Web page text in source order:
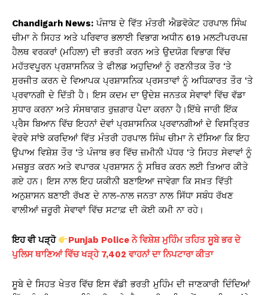
Chandigarh News: ਪੰਜਾਬ ਦੇ ਵਿੱਤ ਮੰਤਰੀ ਐਡਵੋਕੇਟ ਹਰਪਾਲ ਸਿੰਘ
ਚੀਮਾ ਨੇ ਸਿਹਤ ਅਤੇ ਪਰਿਵਾਰ ਭਲਾਈ ਵਿਭਾਗ ਅਧੀਨ 619 ਮਲਟੀਪਰਪਜ਼
ਹੈਲਥ ਵਰਕਰਾਂ (ਮਹਿਲਾ) ਦੀ ਭਰਤੀ ਕਰਨ ਅਤੇ ਉਦਯੋਗ ਵਿਭਾਗ ਵਿੱਚ
ਮਹੱਤਵਪੂਰਨ ਪ੍ਰਸ਼ਾਸਨਿਕ ਤੇ ਫੀਲਡ ਅਹੁਦਿਆਂ ਨੂੰ ਰਣਨੀਤਕ ਤੌਰ ‘ਤੇ
ਸੁਰਜੀਤ ਕਰਨ ਦੇ ਵਿਆਪਕ ਪ੍ਰਸ਼ਾਸਨਿਕ ਪ੍ਰਸਤਾਵਾਂ ਨੂੰ ਅਧਿਕਾਰਤ ਤੌਰ ‘ਤੇ
ਪ੍ਰਵਾਨਗੀ ਦੇ ਦਿੱਤੀ ਹੈ। ਇਸ ਕਦਮ ਦਾ ਉਦੇਸ਼ ਜਨਤਕ ਸੇਵਾਵਾਂ ਵਿੱਚ ਵੱਡਾ
ਸੁਧਾਰ ਕਰਨਾ ਅਤੇ ਸੰਸਥਾਗਤ ਰੁਜ਼ਗਾਰ ਪੈਦਾ ਕਰਨਾ ਹੈ।ਇੱਥੇ ਜਾਰੀ ਇੱਕ
ਪ੍ਰੈਸ ਬਿਆਨ ਵਿੱਚ ਇਹਨਾਂ ਦੋਵਾਂ ਪ੍ਰਸ਼ਾਸਨਿਕ ਪ੍ਰਵਾਨਗੀਆਂ ਦੇ ਵਿਸਤ੍ਰਿਤ
ਵੇਰਵੇ ਸਾਂਝੇ ਕਰਦਿਆਂ ਵਿੱਤ ਮੰਤਰੀ ਹਰਪਾਲ ਸਿੰਘ ਚੀਮਾ ਨੇ ਦੱਸਿਆ ਕਿ ਇਹ
ਉਪਾਅ ਵਿਸ਼ੇਸ਼ ਤੌਰ ‘ਤੇ ਪੰਜਾਬ ਭਰ ਵਿੱਚ ਜ਼ਮੀਨੀ ਪੱਧਰ ‘ਤੇ ਸਿਹਤ ਸੇਵਾਵਾਂ ਨੂੰ
ਮਜ਼ਬੂਤ ਕਰਨ ਅਤੇ ਵਪਾਰਕ ਪ੍ਰਸ਼ਾਸਨ ਨੂੰ ਸਥਿਰ ਕਰਨ ਲਈ ਤਿਆਰ ਕੀਤੇ
ਗਏ ਹਨ। ਇਸ ਨਾਲ ਇਹ ਯਕੀਨੀ ਬਣਾਇਆ ਜਾਵੇਗਾ ਕਿ ਸਖ਼ਤ ਵਿੱਤੀ
ਅਨੁਸ਼ਾਸਨ ਬਣਾਈ ਰੱਖਣ ਦੇ ਨਾਲ-ਨਾਲ ਜਨਤਾ ਨਾਲ ਸਿੱਧਾ ਸਬੰਧ ਰੱਖਣ
ਵਾਲੀਆਂ ਜ਼ਰੂਰੀ ਸੇਵਾਵਾਂ ਵਿੱਚ ਸਟਾਫ਼ ਦੀ ਕੋਈ ਕਮੀ ਨਾ ਰਹੇ।
ਇਹ ਵੀ ਪੜ੍ਹੋ
Punjab Police ਨੇ ਵਿਸ਼ੇਸ਼ ਮੁਹਿੰਮ ਤਹਿਤ ਸੂਬੇ ਭਰ ਦੇ
ਪੁਲਿਸ ਥਾਣਿਆਂ ਵਿੱਚ ਖੜ੍ਹੇ 7,402 ਵਾਹਨਾਂ ਦਾ ਨਿਪਟਾਰਾ ਕੀਤਾ
ਸੂਬੇ ਦੇ ਸਿਹਤ ਖੇਤਰ ਵਿੱਚ ਇਸ ਵੱਡੀ ਭਰਤੀ ਮੁਹਿੰਮ ਦੀ ਜਾਣਕਾਰੀ ਦਿੰਦਿਆਂ